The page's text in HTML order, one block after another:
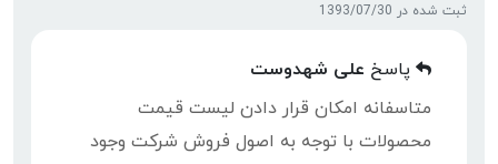
ثبت شده در 1393/07/30
پاسخ علی شهدوست
متاسفانه امکان قرار دادن لیست قیمت
محصولات با توجه به اصول فروش شرکت وجود